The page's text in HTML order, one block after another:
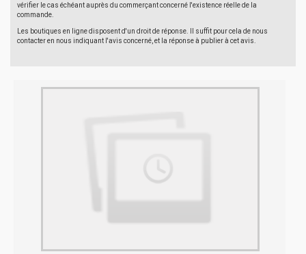
vérifier le cas échéant auprès du commerçant concerné l'existence réelle de la
commande.
Les boutiques en ligne disposent d'un droit de réponse. Il suffit pour cela de nous
contacter en nous indiquant l'avis concerné, et la réponse à publier à cet avis.